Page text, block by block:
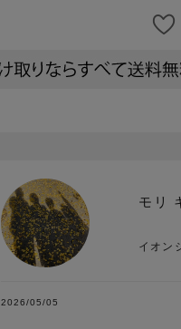
モリ
イオン
2026/05/05